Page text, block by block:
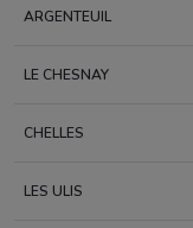
ARGENTEUIL
LE CHESNAY
CHELLES
LES ULIS